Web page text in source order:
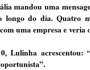
mandou uma
do dia. Quatro
uma empresa e
Lulinha